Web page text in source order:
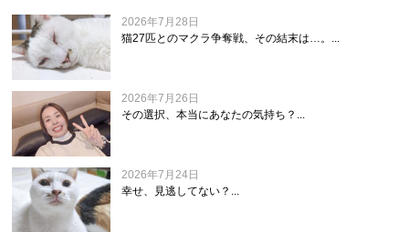
2026年7月28日
猫27匹とのマクラ争奪戦、その結末は…。...
2026年7月26日
その選択、本当にあなたの気持ち？...
2026年7月24日
幸せ、見逃してない？...